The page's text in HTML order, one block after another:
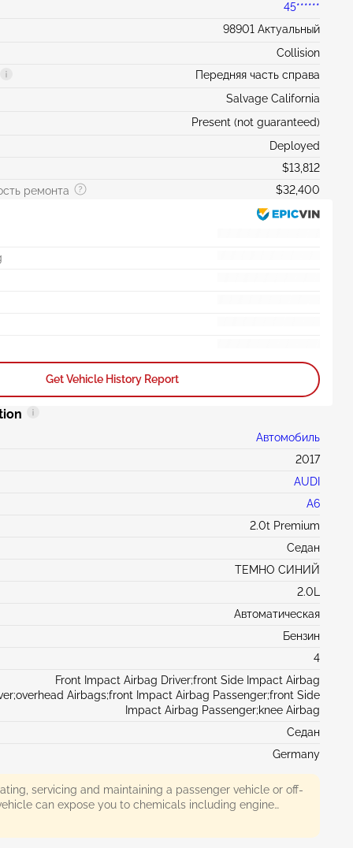
45******
98901 Актуальный
Collision
Передняя часть справа
Salvage California
Present (not guaranteed)
Deployed
$13,812
ремонта
$32,400
Get Vehicle History Report
Автомобиль
2017
AUDI
A6
2.0t Premium
Седан
ТЕМНО СИНИЙ
2.0L
Автоматическая
Бензин
4
Front Impact Airbag Driver;front Side Impact Airbag
Airbags;front Impact Airbag Passenger;front Side
Impact Airbag Passenger;knee Airbag
Седан
Germany
servicing and maintaining a passenger vehicle or off-
can expose you to chemicals including engine
phthalates, and lead, which are known to the